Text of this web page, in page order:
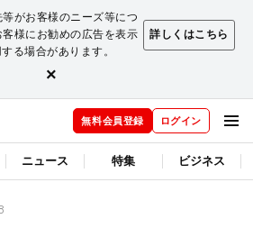
がお客様のニーズ等につ
様にお勧めの広告を表示
る場合があります。
詳しくはこちら
×
無料会員登録 ログイン
ニュース 特集 ビジネス